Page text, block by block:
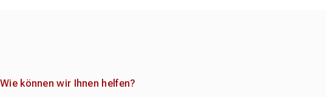
Wie können wir Ihnen helfen?